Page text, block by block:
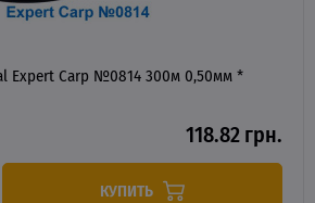
Expert Carp №0814 300м 0,50мм *
118.82 грн.
КУПИТЬ